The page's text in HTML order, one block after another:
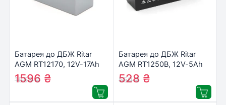
Батарея до ДБЖ Ritar
AGM RT12170, 12V-17Ah
(RT12170H)
1663₴
1596 ₴
Батарея до ДБЖ Ritar
AGM RT1250B, 12V-5Ah
(RT1250B)
550₴
528 ₴